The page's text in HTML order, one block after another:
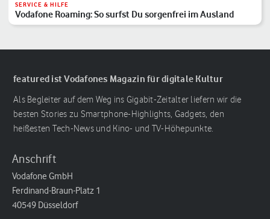
SERVICE & HILFE
Vodafone Roaming: So surfst Du sorgenfrei im Ausland
featured ist Vodafones Magazin für digitale Kultur
Als Begleiter auf dem Weg ins Gigabit-Zeitalter liefern wir die
besten Stories zu Smartphone-Highlights, Gadgets, den
heißesten Tech-News und Kino- und TV-Höhepunkte.
Anschrift
Vodafone GmbH
Ferdinand-Braun-Platz 1
40549 Düsseldorf